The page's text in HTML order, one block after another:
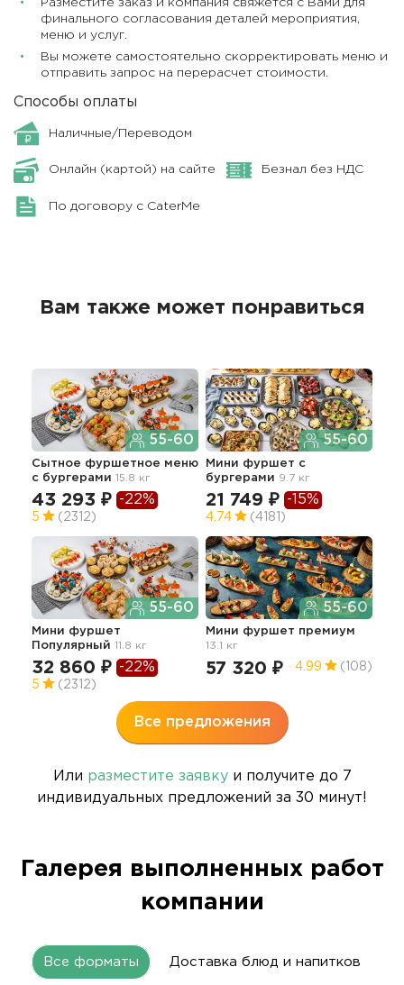
Разместите заказ и компания свяжется с Вами для
финального согласования деталей мероприятия,
меню и услуг.
Вы можете самостоятельно скорректировать меню и
отправить запрос на перерасчет стоимости.
Способы оплаты
Наличные/Переводом
Онлайн (картой) на сайте Безнал без НДС
По договору с CaterMe
Вам также может понравиться
55-60
Сытное фуршетное меню
с бургерами 15.8 кг
43 293 ₽ -22%
5 (2312)
55-60
Мини фуршет с
бургерами 9.7 кг
21 749 ₽ -15%
4.74 (4181)
55-60
Мини фуршет
Популярный 11.8 кг
32 860 ₽ -22%
5 (2312)
55-60
Мини фуршет премиум
13.1 кг
57 320 ₽ 4.99 (108)
Все предложения
Или разместите заявкуи получите до 7
индивидуальных предложений за 30 минут!
Галерея выполненных работ
компании
Все форматы Доставка блюд и напитков